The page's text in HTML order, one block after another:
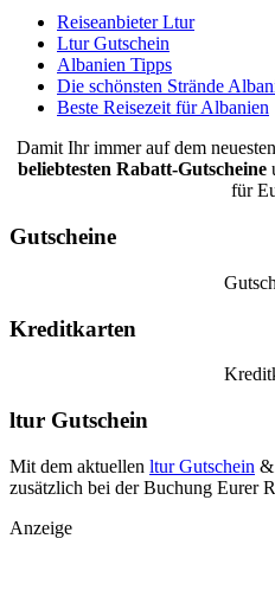
Reiseanbieter Ltur
Ltur Gutschein
Albanien Tipps
Die schönsten Strände
Beste Reisezeit für Albanien
Damit Ihr immer auf dem
beliebtesten Rabatt-Gutscheine
für
Gutscheine
Kreditkarten
ltur Gutschein
Mit dem aktuellen ltur Gutschein &
zusätzlich bei der Buchung Eurer
Anzeige